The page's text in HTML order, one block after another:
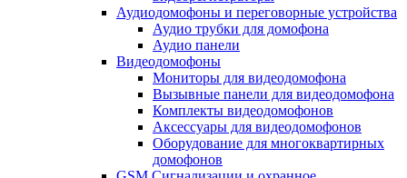
Аудиодомофоны и переговорные устройства
Аудио трубки для домофона
Аудио панели
Видеодомофоны
Мониторы для видеодомофона
Вызывные панели для видеодомофона
Комплекты видеодомофонов
Аксессуары для видеодомофонов
Оборудование для многоквартирных
домофонов